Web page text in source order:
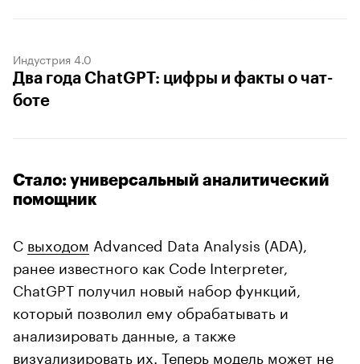
Индустрия 4.0
Два года ChatGPT: цифры и факты о чат-
боте
Стало: универсальный аналитический
помощник
С выходом Advanced Data Analysis (ADA),
ранее известного как Code Interpreter,
ChatGPT получил новый набор функций,
который позволил ему обрабатывать и
анализировать данные, а также
визуализировать их. Теперь модель может не